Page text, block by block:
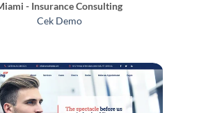
- Insurance Consulting
Cek Demo